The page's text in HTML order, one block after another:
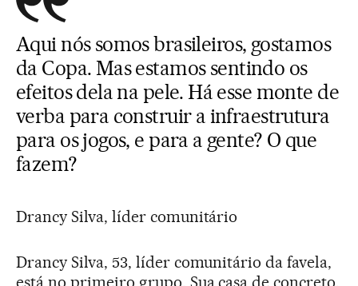
Aqui nós somos brasileiros, gostamos
da Copa. Mas estamos sentindo os
efeitos dela na pele. Há esse monte de
verba para construir a infraestrutura
para os jogos, e para a gente? O que
fazem?
Drancy Silva, líder comunitário
Drancy Silva, 53, líder comunitário da favela,
está no primeiro grupo. Sua casa de concreto,